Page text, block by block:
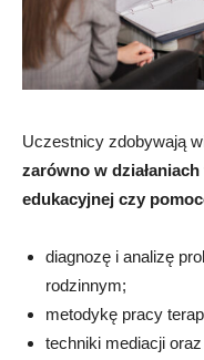
Uczestnicy zdobywają
zarówno w
edukacyjnej czy
diagnozę i analizę
rodzinnym;
metodykę pracy
techniki mediacji